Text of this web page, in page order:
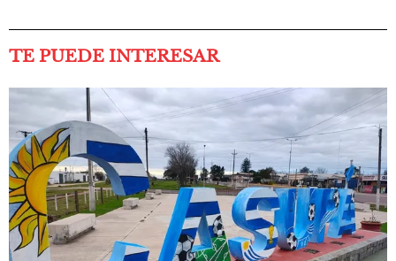
TE PUEDE INTERESAR